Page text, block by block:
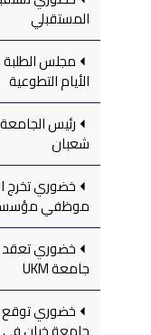
المستقبلي
مجلس الطلبة
الأيام التطوعية
رئيس
شعبان
خضوري تخرج
موظفي
خضوري تعقد
جامعة UKM
خضوري توقع